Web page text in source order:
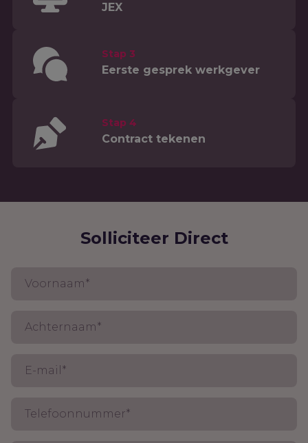
JEX
Stap 3
Eerste gesprek werkgever
Stap 4
Contract tekenen
Solliciteer Direct